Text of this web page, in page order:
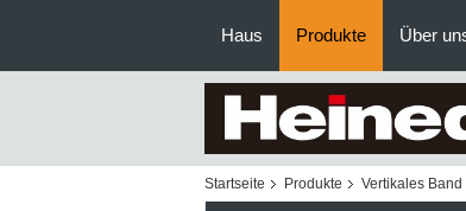
Haus Produkte Über
Startseite Produkte Vertikales Band